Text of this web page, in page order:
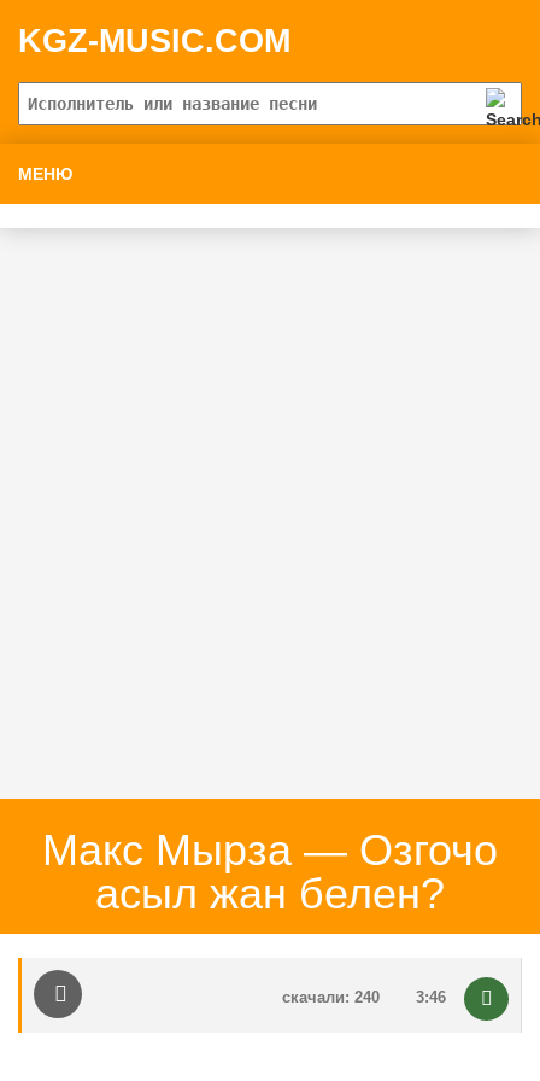
KGZ-MUSIC.COM
МЕНЮ
Макс Мырза — Озгочо
асыл жан белен?
3:46
скачали: 240